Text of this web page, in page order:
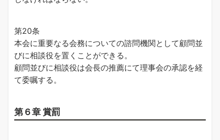
第20条
本会に重要なる会務についての諮問機関として顧問並
びに相談役を置くことができる。
顧問並びに相談役は会長の推薦にて理事会の承認を経
て委嘱する。
第６章 賞罰